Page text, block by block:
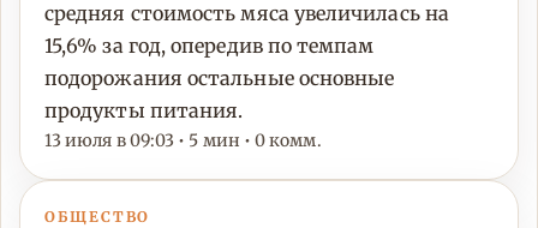
средняя стоимость мяса увеличилась на
15,6% за год, опередив по темпам
подорожания остальные основные
продукты питания.
13 июля в 09:03 • 5 мин • 0 комм.
ОБЩЕСТВО